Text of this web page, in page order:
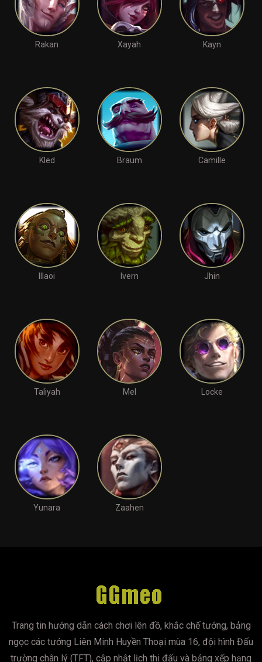
Rakan Xayah Kayn
Kled Braum Camille
Illaoi Ivern Jhin
Taliyah Mel Locke
Yunara Zaahen
Trang tin hướng dẫn cách chơi lên đồ, khắc chế tướng, bảng
ngọc các tướng Liên Minh Huyền Thoại mùa 16, đội hình Đấu
trường chân lý (TFT), cập nhật lịch thi đấu và bảng xếp hạng